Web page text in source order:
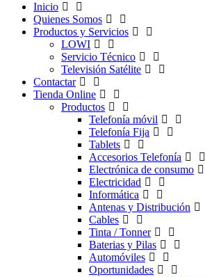
Inicio
Quienes Somos
Productos y Servicios
LOWI
Servicio Técnico
Televisión Satélite
Contactar
Tienda Online
Productos
Telefonía móvil
Telefonía Fija
Tablets
Accesorios Telefonía
Electrónica de consumo
Electricidad
Informática
Antenas y Distribución
Cables
Tinta / Tonner
Baterias y Pilas
Automóviles
Oportunidades